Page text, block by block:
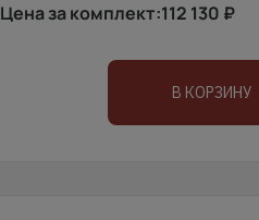
Цена за комплект:112 130 ₽
В КОРЗИНУ